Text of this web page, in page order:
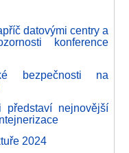
datovými centry a
konference
bezpečnosti na
představí nejnovější
2024